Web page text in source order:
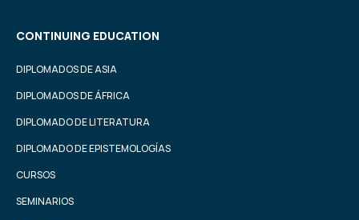
CONTINUING EDUCATION
DIPLOMADOS DE ASIA
DIPLOMADOS DE ÁFRICA
DIPLOMADO DE LITERATURA
DIPLOMADO DE EPISTEMOLOGÍAS
CURSOS
SEMINARIOS